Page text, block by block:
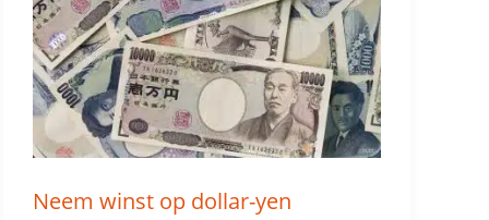
Neem winst op dollar-yen
op
dollar-
yen